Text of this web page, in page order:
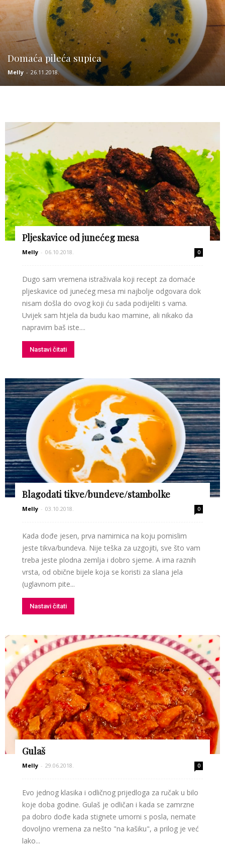
Domaća pileća supica
Melly - 26.11.2018.
Pljeskavice od junećeg mesa
Melly - 06.10.2018. 0
Dugo sam vremena istraživala koji recept za domaće
pljeskavice od junećeg mesa mi najbolje odgovara dok
nisam došla do ovog koji ću sada podijeliti s vama.
Uvijek sam htjela da budu kao mamine, ali nikako da
napravim baš iste....
Nastavi čitati
Blagodati tikve/bundeve/stambolke
Melly - 03.10.2018. 0
Kada dođe jesen, prva namirnica na koju pomislim
jeste tikva/bundeva. Nije teška za uzgojiti, sve što vam
treba jeste plodna zemlja i dobro sjeme. A ima raznih
vrsta, od obične bijele koja se koristi za slana jela
(uglavnom pite...
Nastavi čitati
Gulaš
Melly - 29.06.2018. 0
Evo jednog klasika i odličnog prijedloga za ručak u bilo
koje doba godine. Gulaš je odličan i kada se zamrzne
pa dobro dođe kada stignete umorni s posla, nemate
dovoljno vremena za nešto "na kašiku", a prilog je već
lako...